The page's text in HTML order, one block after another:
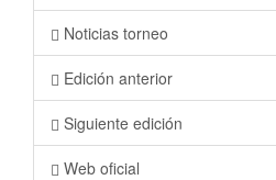
Noticias torneo
Edición anterior
Siguiente edición
Web oficial